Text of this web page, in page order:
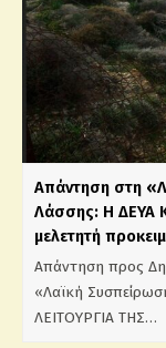
Απάντηση στη
Λάσσης: Η ΔΕΥΑ
μελετητή
Απάντηση προς
«Λαϊκή
ΛΕΙΤΟΥΡΓΙΑ ΤΗΣ…